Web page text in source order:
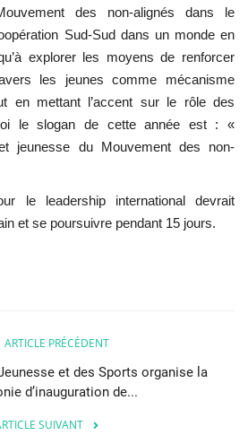
des non-alignés dans le
Sud-Sud dans un monde en
explorer les moyens de renforcer
les jeunes comme mécanisme
en mettant l’accent sur le rôle des
le slogan de cette année est : «
jeunesse du Mouvement des non-
le leadership international devrait
et se poursuivre pendant 15 jours.
ARTICLE PRÉCÉDENT
et des Sports organise la
d’inauguration de...
SUIVANT